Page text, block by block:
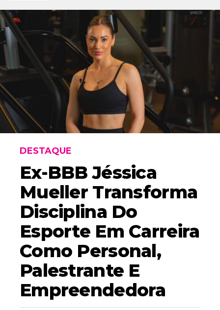
DESTAQUE
Ex-BBB Jéssica
Mueller Transforma
Disciplina Do
Esporte Em Carreira
Como Personal,
Palestrante E
Empreendedora